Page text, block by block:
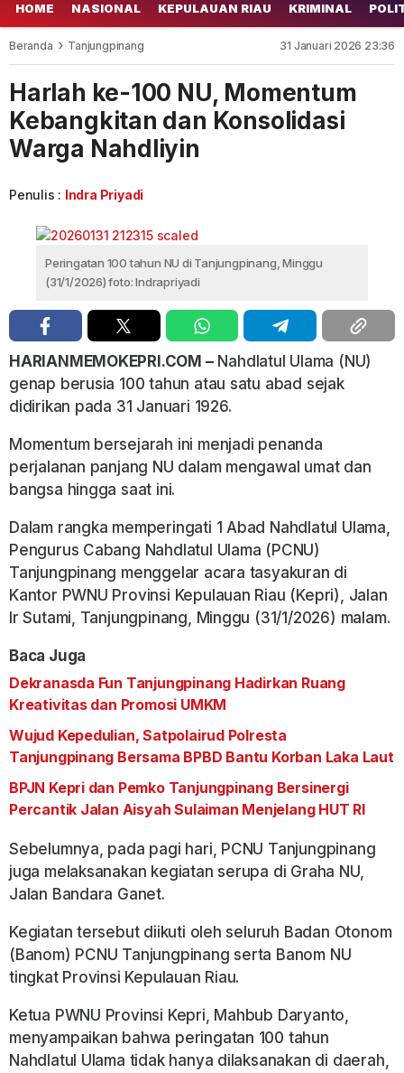
HOME NASIONAL KEPULAUAN RIAU KRIMINAL
Beranda Tanjungpinang 31 Januari 2026 23:36
Harlah ke-100 NU, Momentum
Kebangkitan dan Konsolidasi
Warga Nahdliyin
Penulis : Indra Priyadi
Peringatan 100 tahun NU di Tanjungpinang, Minggu
(31/1/2026) foto: Indrapriyadi
HARIANMEMOKEPRI.COM –Nahdlatul Ulama (NU)
genap berusia 100 tahun atau satu abad sejak
didirikan pada 31 Januari 1926.
Momentum bersejarah ini menjadi penanda
perjalanan panjang NU dalam mengawal umat dan
bangsa hingga saat ini.
Dalam rangka memperingati 1 Abad Nahdlatul Ulama,
Pengurus Cabang Nahdlatul Ulama (PCNU)
Tanjungpinang menggelar acara tasyakuran di
Kantor PWNU Provinsi Kepulauan Riau (Kepri), Jalan
Ir Sutami, Tanjungpinang, Minggu (31/1/2026) malam.
Baca Juga
Dekranasda Fun Tanjungpinang Hadirkan Ruang
Kreativitas dan Promosi UMKM
Wujud Kepedulian, Satpolairud Polresta
Tanjungpinang Bersama BPBD Bantu Korban Laka Laut
BPJN Kepri dan Pemko Tanjungpinang Bersinergi
Percantik Jalan Aisyah Sulaiman Menjelang HUT RI
Sebelumnya, pada pagi hari, PCNU Tanjungpinang
juga melaksanakan kegiatan serupa di Graha NU,
Jalan Bandara Ganet.
Kegiatan tersebut diikuti oleh seluruh Badan Otonom
(Banom) PCNU Tanjungpinang serta Banom NU
tingkat Provinsi Kepulauan Riau.
Ketua PWNU Provinsi Kepri, Mahbub Daryanto,
menyampaikan bahwa peringatan 100 tahun
Nahdlatul Ulama tidak hanya dilaksanakan di daerah,